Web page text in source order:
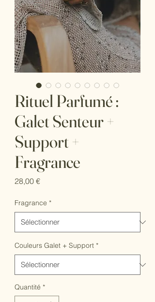
Rituel Parfumé :
Galet Senteur +
Support +
Fragrance
28,00 €Prix
Fragrance *
Couleurs Galet + Support *
Quantité *